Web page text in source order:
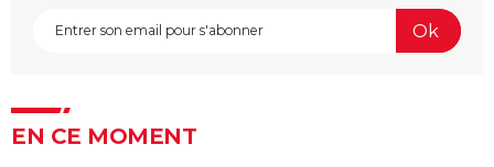
EN CE MOMENT